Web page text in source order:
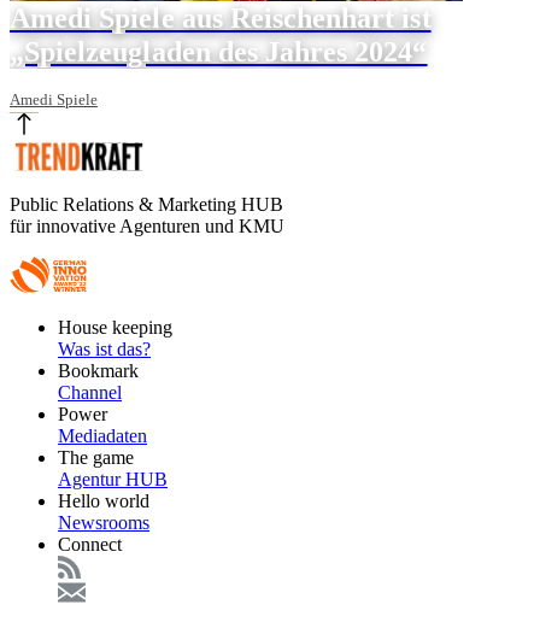
Amedi Spiele aus Reischenhart ist
„Spielzeugladen des Jahres 2024“
Amedi Spiele
Public Relations & Marketing HUB
für innovative Agenturen und KMU
FooterHouse keeping
Was ist das?
Bookmark
Channel
Power
Mediadaten
The game
Agentur HUB
Hello world
Newsrooms
Connect